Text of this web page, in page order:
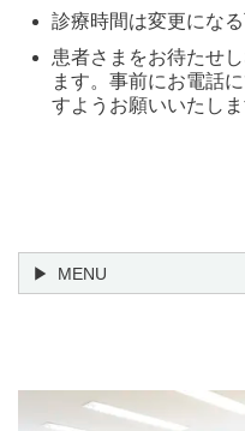
診療時間は変更にな
患者さまをお待たせ
ます。事前にお電話
すようお願いいたしま
MENU